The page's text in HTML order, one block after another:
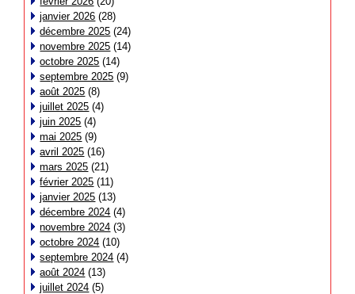
janvier 2026 (28)
décembre 2025 (24)
novembre 2025 (14)
octobre 2025 (14)
septembre 2025 (9)
août 2025 (8)
juillet 2025 (4)
juin 2025 (4)
mai 2025 (9)
avril 2025 (16)
mars 2025 (21)
février 2025 (11)
janvier 2025 (13)
décembre 2024 (4)
novembre 2024 (3)
octobre 2024 (10)
septembre 2024 (4)
août 2024 (13)
juillet 2024 (5)